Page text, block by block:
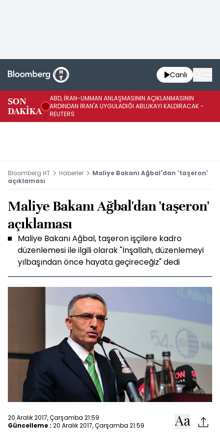
Canlı
SON
DAKİKA
ABD, İRAN-UMMAN ANLAŞMASININ AÇIKLANMASININ
ARDINDAN İRAN'A UYGULADIĞI ABLUKAYI KALDIRACAK -
REUTERS
Bloomberg HT Haberler
Maliye Bakanı Ağbal'dan 'taşeron'
açıklaması
Maliye Bakanı Ağbal'dan 'taşeron'
açıklaması
Maliye Bakanı Ağbal, taşeron işçilere kadro
düzenlemesi ile ilgili olarak "İnşallah, düzenlemeyi
yılbaşından önce hayata geçireceğiz" dedi
20 Aralık 2017, Çarşamba 21:59
Güncelleme : 20 Aralık 2017, Çarşamba 21:59